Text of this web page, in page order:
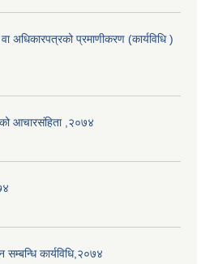
अधिकारपत्रको प्रमाणीकरण (कार्यविधि )
आचारसंहिता ,२०७४
कार्यविधि,२०७४